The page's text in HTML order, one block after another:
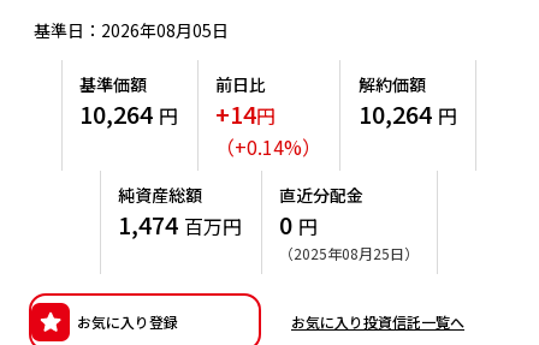
確定拠出年金について
確定拠出年金制度について
確定拠出年金での商品の選び方について
よくあるご質問
投資の教室
ニッセイアセットの重要課題
サステナビリティへの取り組み
サステナビリティレポート
サステナブル投資
日本版スチュワードシップ・コードへの対応
ESGへの取り組み
採用情報
公式キャラクターのご紹介
資産形成はじめるなら
基準日：2026年08月05日
基準価額
10,264 円
前日比
+14円
（+0.14%）
解約価額
10,264 円
純資産総額
1,474 百万円
直近分配金
0 円
（2025年08月25日）
お気に入り登録 お気に入り投資信託一覧へ